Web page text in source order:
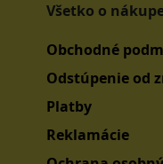
Všetko o
Obchodné
Odstúpenie od
Platby
Reklamácie